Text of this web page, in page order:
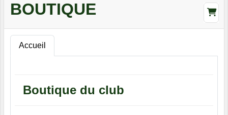
BOUTIQUE
Accueil
Boutique du club